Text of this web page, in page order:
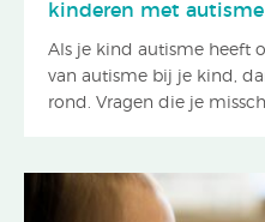
kinderen met
Als je kind autisme heeft
van autisme bij je kind,
rond. Vragen die je